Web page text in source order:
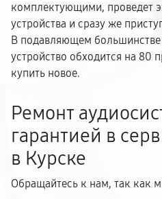
комплектующими, проведет
устройства и сразу же
В подавляющем большинстве
устройство обходится на 80
купить новое.
Ремонт
гарантией в
в Курске
Обращайтесь к нам, так как